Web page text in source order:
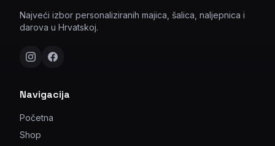
Najveći izbor personaliziranih majica, šalica, naljepnica i
darova u Hrvatskoj.
Navigacija
Početna
Shop